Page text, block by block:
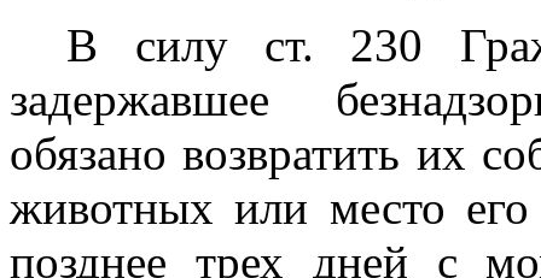
В силу ст. 230
задержавшее
обязано возвратить их
животных или место
позднее трех дней с